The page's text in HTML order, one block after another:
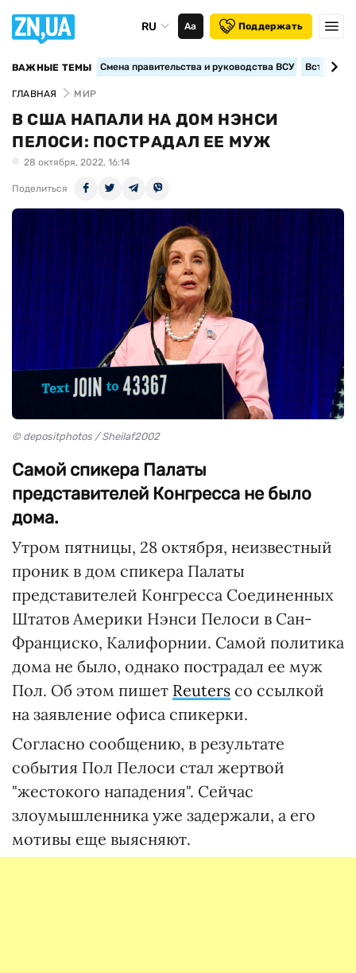
RU Аа Поддержать
ВАЖНЫЕ ТЕМЫ Смена правительства и руководства ВСУ
ГЛАВНАЯ МИР
В США НАПАЛИ НА ДОМ НЭНСИ
ПЕЛОСИ: ПОСТРАДАЛ ЕЕ МУЖ
28 октября, 2022, 16:14
Поделиться
© depositphotos / Sheilaf2002
Самой спикера Палаты
представителей Конгресса не было
дома.
Утром пятницы, 28 октября, неизвестный
проник в дом спикера Палаты
представителей Конгресса Соединенных
Штатов Америки Нэнси Пелоси в Сан-
Франциско, Калифорнии. Самой политика
дома не было, однако пострадал ее муж
Пол. Об этом пишет Reuters со ссылкой
на заявление офиса спикерки.
Согласно сообщению, в результате
события Пол Пелоси стал жертвой
"жестокого нападения". Сейчас
злоумышленника уже задержали, а его
мотивы еще выясняют.